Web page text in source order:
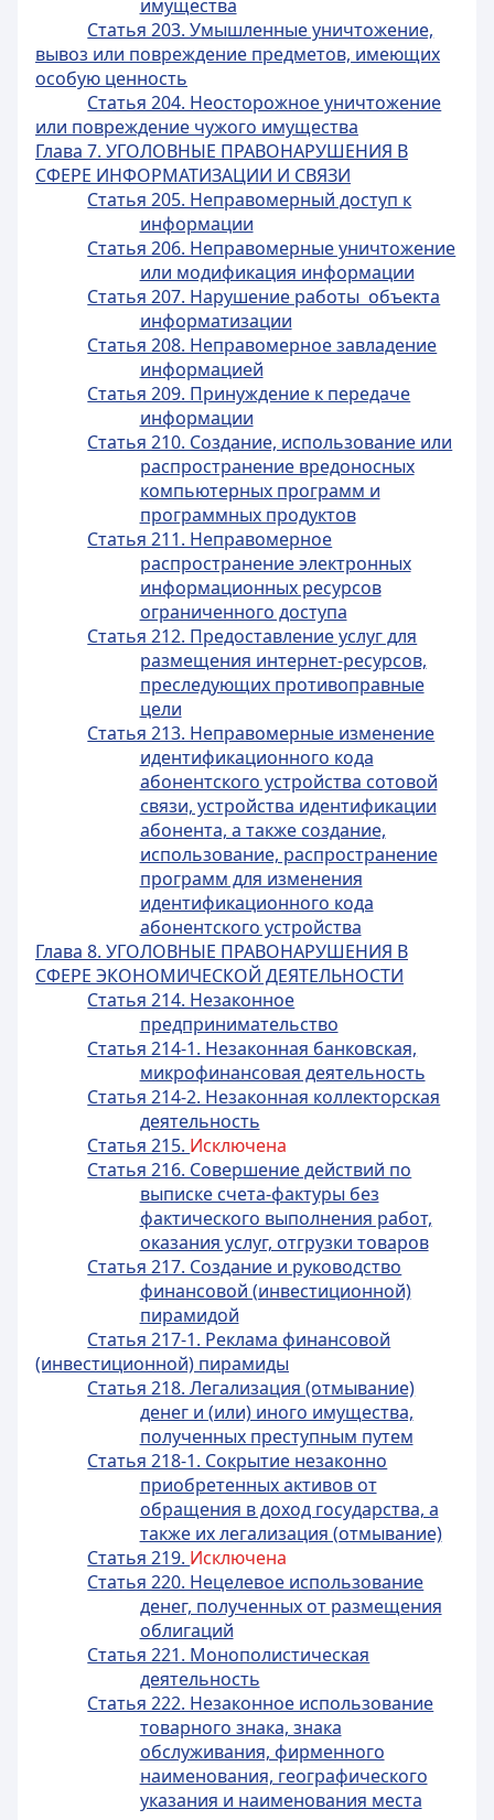
имущества
Статья 203. Умышленные уничтожение,
вывоз или повреждение предметов, имеющих
особую ценность
Статья 204. Неосторожное уничтожение
или повреждение чужого имущества
Глава 7. УГОЛОВНЫЕ ПРАВОНАРУШЕНИЯ В
СФЕРЕ ИНФОРМАТИЗАЦИИ И СВЯЗИ
Статья 205. Неправомерный доступ к
информации
Статья 206. Неправомерные уничтожение
или модификация информации
Статья 207. Нарушение работы объекта
информатизации
Статья 208. Неправомерное завладение
информацией
Статья 209. Принуждение к передаче
информации
Статья 210. Создание, использование или
распространение вредоносных
компьютерных программ и
программных продуктов
Статья 211. Неправомерное
распространение электронных
информационных ресурсов
ограниченного доступа
Статья 212. Предоставление услуг для
размещения интернет-ресурсов,
преследующих противоправные
цели
Статья 213. Неправомерные изменение
идентификационного кода
абонентского устройства сотовой
связи, устройства идентификации
абонента, а также создание,
использование, распространение
программ для изменения
идентификационного кода
абонентского устройства
Глава 8. УГОЛОВНЫЕ ПРАВОНАРУШЕНИЯ В
СФЕРЕ ЭКОНОМИЧЕСКОЙ ДЕЯТЕЛЬНОСТИ
Статья 214. Незаконное
предпринимательство
Статья 214-1. Незаконная банковская,
микрофинансовая деятельность
Статья 214-2. Незаконная коллекторская
деятельность
Статья 215. Исключена
Статья 216. Совершение действий по
выписке счета-фактуры без
фактического выполнения работ,
оказания услуг, отгрузки товаров
Статья 217. Создание и руководство
финансовой (инвестиционной)
пирамидой
Статья 217-1. Реклама финансовой
(инвестиционной) пирамиды
Статья 218. Легализация (отмывание)
денег и (или) иного имущества,
полученных преступным путем
Статья 218-1. Сокрытие незаконно
приобретенных активов от
обращения в доход государства, а
также их легализация (отмывание)
Статья 219. Исключена
Статья 220. Нецелевое использование
денег, полученных от размещения
облигаций
Статья 221. Монополистическая
деятельность
Статья 222. Незаконное использование
товарного знака, знака
обслуживания, фирменного
наименования, географического
указания и наименования места